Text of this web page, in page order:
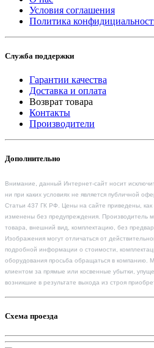
Условия соглашения
Политика
Служба поддержки
Гарантии качества
Доставка и оплата
Возврат товара
Контакты
Производители
Дополнительно
Внимание, данный Интернет-сайт носит
ни при каких условиях не является публичной
Статьи 437 ГК РФ. Цены на сайте приведены,
изменены без предупреждения. Производитель
товара, внешний вид, комплектацию, без
Изображения могут отличаться от
подробной информации о стоимости,
оборудования просьба обращаться в компанию.
клиентом за прямые или косвенные убытки,
возникшие в результате выхода из строя
Схема проезда